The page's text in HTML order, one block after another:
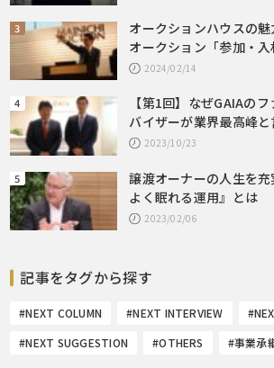
オークションハウスの
オークション「参加・入
2024/02/14
【第1回】なぜGAIAの
バイザーが業界最高峰
様の夢やビジョンの実現
融商品
2023/10/23
譲渡オーナーの人生を
よく眠れる運用』とは
2023/02/06
記事をタグから探す
#NEXT COLUMN #NEXT INTERVIEW
#NEXT SUGGESTION
#OTHERS #事業承